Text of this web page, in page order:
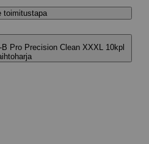
toimitustapa
Pro Precision Clean XXXL 10kpl